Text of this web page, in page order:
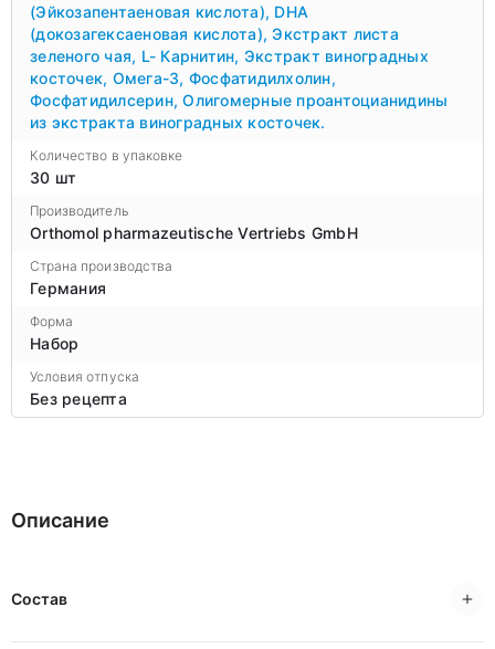
(Эйкозапентаеновая кислота), DHA
(докозагексаеновая кислота), Экстракт листа
зеленого чая, L- Карнитин, Экстракт виноградных
косточек, Омега-3, Фосфатидилхолин,
Фосфатидилсерин,Олигомерные проантоцианидины
из экстракта виноградных косточек.
Количество в упаковке
30 шт
Производитель
Orthomol pharmazeutische Vertriebs GmbH
Страна производства
Германия
Форма
Набор
Условия отпуска
Без рецепта
Описание
Состав